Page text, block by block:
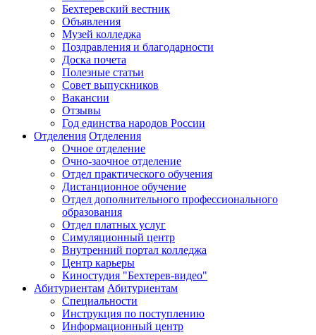
Бехтеревский вестник
Объявления
Музей колледжа
Поздравления и благодарности
Доска почета
Полезные статьи
Совет выпускников
Вакансии
Отзывы
Год единства народов России
Отделения Отделения
Очное отделение
Очно-заочное отделение
Отдел практического обучения
Дистанционное обучение
Отдел дополнительного профессионального
образования
Отдел платных услуг
Симуляционный центр
Внутренний портал колледжа
Центр карьеры
Киностудия "Бехтерев-видео"
Абитуриентам Абитуриентам
Специальности
Инструкция по поступлению
Информационный центр